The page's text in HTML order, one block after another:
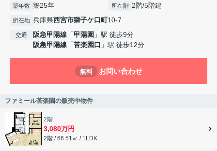
築年数 築25年 所在階 2階/5階建
所在地 兵庫県西宮市獅子ケ口町10-7
交通 阪急甲陽線 「甲陽園 」駅 徒歩9分
阪急甲陽線 「苦楽園口 」駅 徒歩12分
無料 お問い合わせ
ファミール苦楽園の販売中物件
2階
3,080万円
2階 / 66.51㎡ / 1LDK